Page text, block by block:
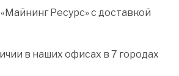
Ресурс» с доставкой
в наших офисах в 7 городах